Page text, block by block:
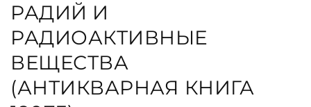
РАДИЙ И
РАДИОАКТИВНЫЕ
ВЕЩЕСТВА
(АНТИКВАРНАЯ КНИГА